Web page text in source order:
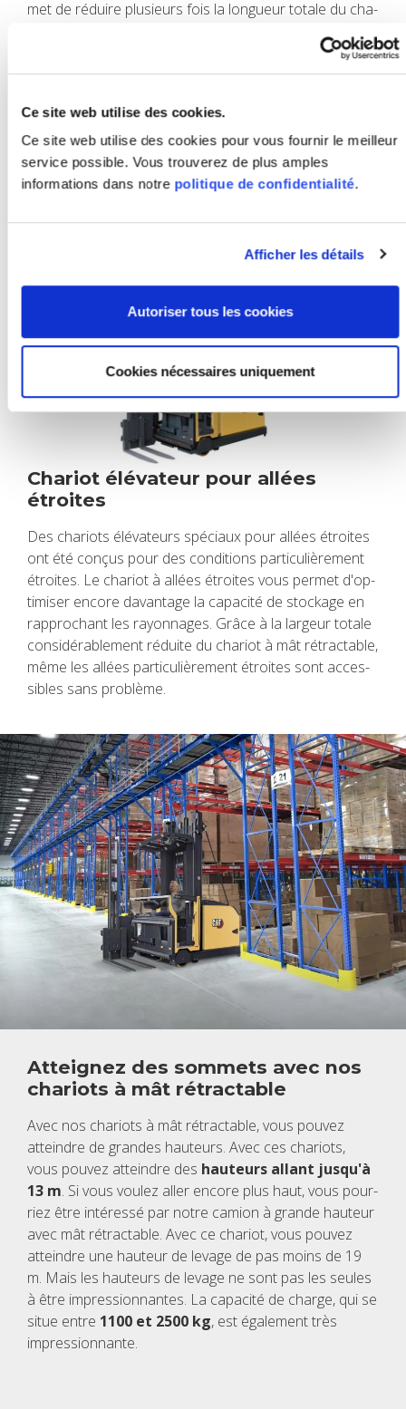
Ce site web utilise des cookies.
Ce site web utilise des cookies pour vous fournir le meilleur
service possible. Vous trouverez de plus amples
informations dans notre politique de confidentialité.
Afficher les détails
Autoriser tous les cookies
Cookies nécessaires uniquement
met de réduire plu­sieurs fois la lon­gueur totale du cha­
ci­sé­ment la rai­son pour laquelle le cha­riot à mât
rétrac­table se carac­té­rise par sa mania­bi­lité et son
Cha­riot élé­va­teur pour allées
étroites
Des cha­riots élé­va­teurs spé­ciaux pour allées étroites
ont été conçus pour des condi­tions par­ti­cu­liè­re­ment
étroites. Le cha­riot à allées étroites vous per­met d'op­
ti­mi­ser encore davan­tage la capa­cité de sto­ckage en
rap­pro­chant les rayon­nages. Grâce à la lar­geur totale
consi­dé­ra­ble­ment réduite du cha­riot à mât rétrac­table,
même les allées par­ti­cu­liè­re­ment étroites sont acces­
sibles sans pro­blème.
Attei­gnez des som­mets avec nos
cha­riots à mât rétrac­table
Avec nos cha­riots à mât rétrac­table, vous pou­vez
atteindre de grandes hau­teurs. Avec ces cha­riots,
vous pou­vez atteindre des hau­teurs allant jus­qu'à
13 m. Si vous vou­lez aller encore plus haut, vous pour­
riez être inté­ressé par notre camion à grande hau­teur
avec mât rétrac­table. Avec ce cha­riot, vous pou­vez
atteindre une hau­teur de levage de pas moins de 19
m. Mais les hau­teurs de levage ne sont pas les seules
à être impres­sion­nantes. La capa­cité de charge, qui se
situe entre 1100 et 2500 kg, est éga­le­ment très
impres­sion­nante.